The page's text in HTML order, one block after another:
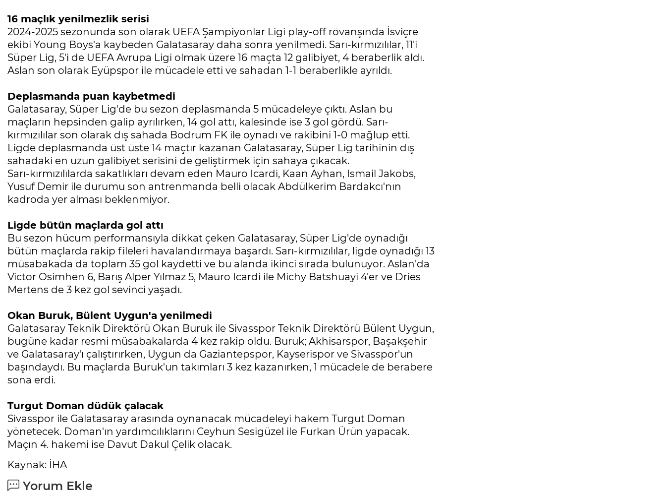
16 maçlık yenilmezlik serisi
2024-2025 sezonunda son olarak UEFA Şampiyonlar Ligi play-off rövanşında İsviçre
ekibi Young Boys'a kaybeden Galatasaray daha sonra yenilmedi. Sarı-kırmızılılar, 11'i
Süper Lig, 5'i de UEFA Avrupa Ligi olmak üzere 16 maçta 12 galibiyet, 4 beraberlik aldı.
Aslan son olarak Eyüpspor ile mücadele etti ve sahadan 1-1 beraberlikle ayrıldı.
Deplasmanda puan kaybetmedi
Galatasaray, Süper Lig'de bu sezon deplasmanda 5 mücadeleye çıktı. Aslan bu
maçların hepsinden galip ayrılırken, 14 gol attı, kalesinde ise 3 gol gördü. Sarı-
kırmızılılar son olarak dış sahada Bodrum FK ile oynadı ve rakibini 1-0 mağlup etti.
Ligde deplasmanda üst üste 14 maçtır kazanan Galatasaray, Süper Lig tarihinin dış
sahadaki en uzun galibiyet serisini de geliştirmek için sahaya çıkacak.
Sarı-kırmızılılarda sakatlıkları devam eden Mauro Icardi, Kaan Ayhan, Ismail Jakobs,
Yusuf Demir ile durumu son antrenmanda belli olacak Abdülkerim Bardakcı'nın
kadroda yer alması beklenmiyor.
Ligde bütün maçlarda gol attı
Bu sezon hücum performansıyla dikkat çeken Galatasaray, Süper Lig'de oynadığı
bütün maçlarda rakip fileleri havalandırmaya başardı. Sarı-kırmızılılar, ligde oynadığı 13
müsabakada da toplam 35 gol kaydetti ve bu alanda ikinci sırada bulunuyor. Aslan'da
Victor Osimhen 6, Barış Alper Yılmaz 5, Mauro Icardi ile Michy Batshuayi 4'er ve Dries
Mertens de 3 kez gol sevinci yaşadı.
Okan Buruk, Bülent Uygun'a yenilmedi
Galatasaray Teknik Direktörü Okan Buruk ile Sivasspor Teknik Direktörü Bülent Uygun,
bugüne kadar resmi müsabakalarda 4 kez rakip oldu. Buruk; Akhisarspor, Başakşehir
ve Galatasaray'ı çalıştırırken, Uygun da Gaziantepspor, Kayserispor ve Sivasspor'un
başındaydı. Bu maçlarda Buruk'un takımları 3 kez kazanırken, 1 mücadele de berabere
sona erdi.
Turgut Doman düdük çalacak
Sivasspor ile Galatasaray arasında oynanacak mücadeleyi hakem Turgut Doman
yönetecek. Doman'ın yardımcılıklarını Ceyhun Sesigüzel ile Furkan Ürün yapacak.
Maçın 4. hakemi ise Davut Dakul Çelik olacak.
Kaynak: İHA
Yorum Ekle